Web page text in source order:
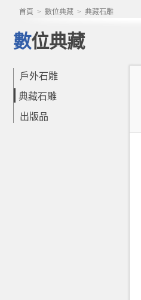
首頁 > 數位典藏 > 典藏石雕
數位典藏
戶外石雕
典藏石雕
出版品